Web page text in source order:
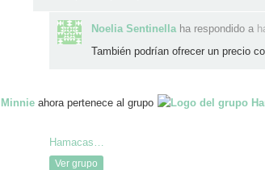
Noelia Sentinellaha respondido a
También podrían ofrecer un precio
Minnie ahora pertenece al grupo
Hamacas…
Ver grupo